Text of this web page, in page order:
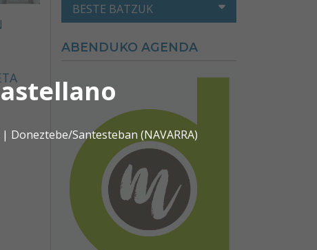
Doneztebe/Santesteban (NAVARRA)
BESTE BATZUK
ABENDUKO AGENDA